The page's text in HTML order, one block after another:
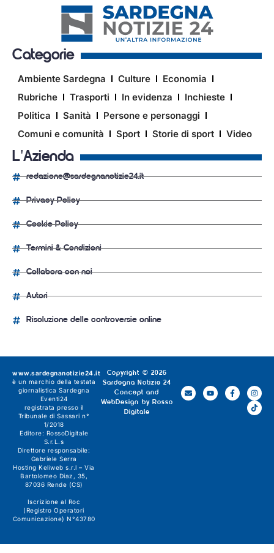
Categorie
Ambiente Sardegna Culture
Economia
Rubriche
Trasporti In evidenza
Inchieste
Politica
Sanità
Persone e personaggi
Comuni e comunità
Sport Storie di sport Video
L'Azienda
redazione@sardegnanotizie24.it
Privacy Policy
Cookie Policy
Termini & Condizioni
Collabora con noi
Autori
Risoluzione delle controversie online
Copyright © 2026
Sardegna Notizie 24
Concept and
WebDesign by Rosso
Digitale
www.sardegnanotizie24.it
è un marchio della testata
giornalistica Sardegna
Eventi24
registrata presso il
Tribunale di Sassari n°
1/2018
Editore: RossoDigitale
S.r.L.s
Direttore responsabile:
Gabriele Serra
Hosting Keliweb s.r.l – Via
Bartolomeo Diaz, 35,
87036 Rende (CS)
Iscrizione al Roc
(Registro Operatori
Comunicazione) N°43780